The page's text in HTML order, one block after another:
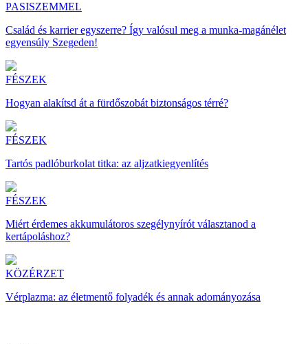
PASISZEMMEL
Család és karrier egyszerre? Így valósul meg a munka-magánélet
egyensúly Szegeden!
FÉSZEK
Hogyan alakítsd át a fürdőszobát biztonságos térré?
FÉSZEK
Tartós padlóburkolat titka: az aljzatkiegyenlítés
FÉSZEK
Miért érdemes akkumulátoros szegélynyírót választanod a
kertápoláshoz?
KÖZÉRZET
Vérplazma: az életmentő folyadék és annak adományozása